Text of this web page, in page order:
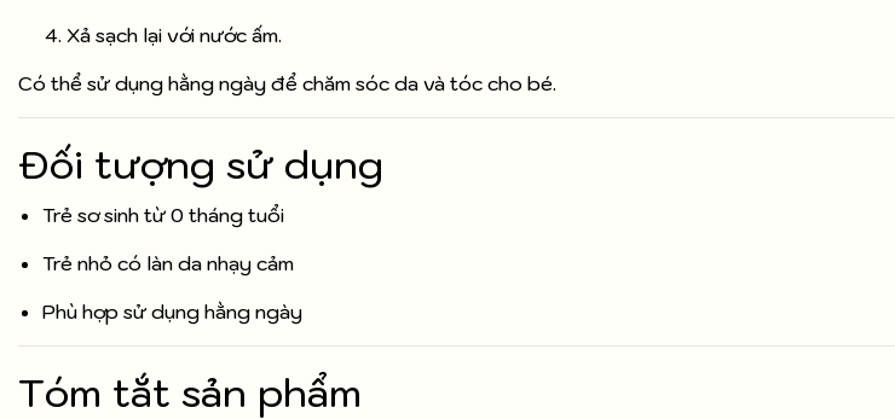
Xả sạch lại với nước ấm.
Có thể sử dụng hằng ngày để chăm sóc da và tóc cho bé.
Đối tượng sử dụng
Trẻ sơ sinh từ 0 tháng tuổi
Trẻ nhỏ có làn da nhạy cảm
Phù hợp sử dụng hằng ngày
Tóm tắt sản phẩm